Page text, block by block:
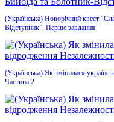
(Українська) Новорічний квест
Відступник”. Перше завдання
(Українська) Як змінилася
Частина 2